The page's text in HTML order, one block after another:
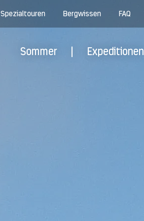
Spezialtouren Bergwissen FAQ
Sommer Expeditionen